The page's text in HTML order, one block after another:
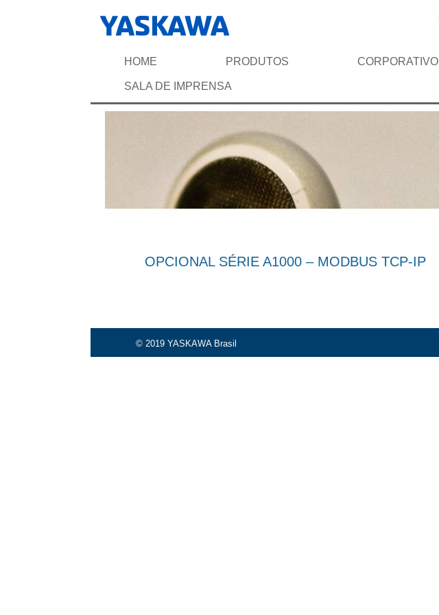
HOME PRODUTOS CORPORATIVO
SALA DE IMPRENSA
OPCIONAL SÉRIE A1000 – MODBUS TCP-IP
© 2019 YASKAWA Brasil